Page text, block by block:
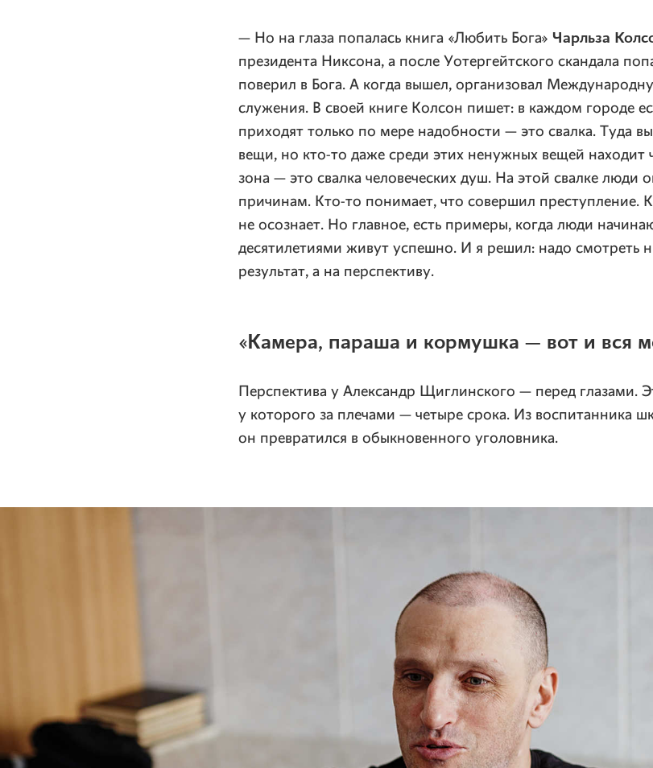
— Но на глаза попалась книга «Любить Бога» Чарльза
президента Никсона, а после Уотергейтского скандала
поверил в Бога. А когда вышел, организовал
служения. В своей книге Колсон пишет: в каждом городе
приходят только по мере надобности — это свалка. Туда
вещи, но кто-то даже среди этих ненужных вещей находит
зона — это свалка человеческих душ. На этой свалке люди
причинам. Кто-то понимает, что совершил преступление.
не осознает. Но главное, есть примеры, когда люди
десятилетиями живут успешно. И я решил: надо смотреть
результат, а на перспективу.
«Камера, параша и кормушка — вот и вся
Перспектива у Александр Щиглинского — перед глазами.
у которого за плечами — четыре срока. Из воспитанника
он превратился в обыкновенного уголовника.